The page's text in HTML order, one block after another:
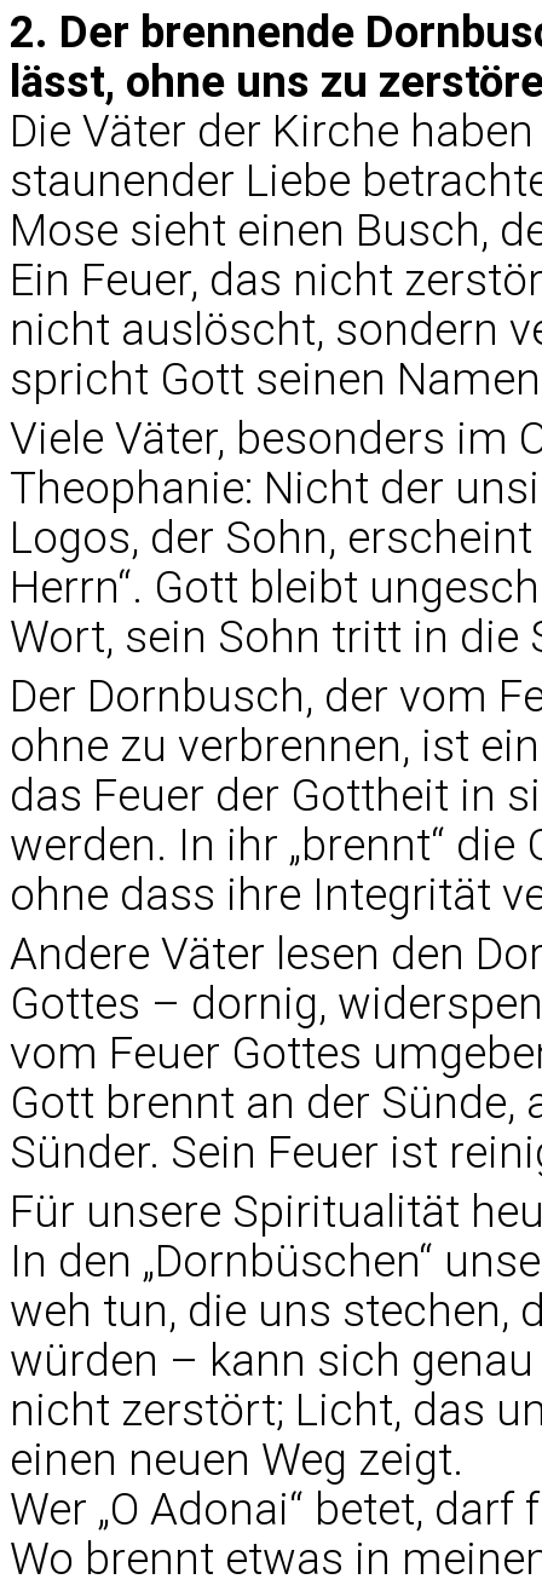
2. Der brennende
lässt, ohne uns zu
Die Väter der Kirche
staunender Liebe
Mose sieht einen Busch,
Ein Feuer, das nicht
nicht auslöscht, sondern
spricht Gott seinen
Viele Väter, besonders im
Theophanie: Nicht der
Logos, der Sohn,
Herrn“. Gott bleibt
Wort, sein Sohn tritt in
Der Dornbusch, der vom
ohne zu verbrennen, ist
das Feuer der Gottheit in
werden. In ihr „brennt“
ohne dass ihre Integrität
Andere Väter lesen den
Gottes – dornig,
vom Feuer Gottes
Gott brennt an der
Sünder. Sein Feuer ist
Für unsere Spiritualität
In den „Dornbüschen“
weh tun, die uns stechen,
würden – kann sich
nicht zerstört; Licht, das
einen neuen Weg zeigt.
Wer „O Adonai“ betet, darf
Wo brennt etwas in